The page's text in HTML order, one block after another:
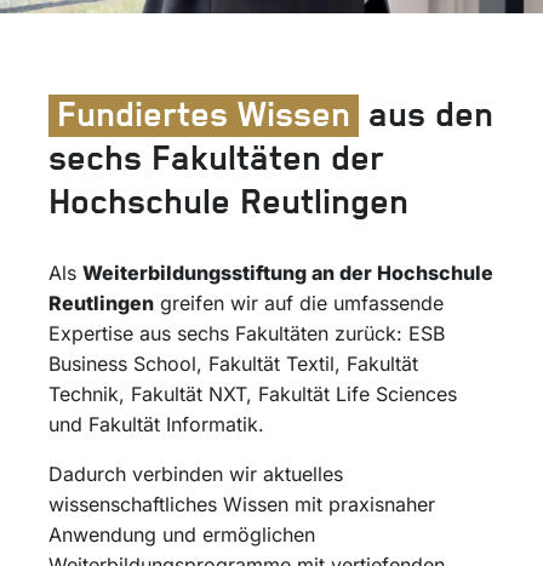
Fundiertes Wissen aus den
sechs Fakultäten der
Hochschule Reutlingen
Als Weiterbildungsstiftung an der Hochschule
Reutlingen greifen wir auf die umfassende
Expertise aus sechs Fakultäten zurück: ESB
Business School, Fakultät Textil, Fakultät
Technik, Fakultät NXT, Fakultät Life Sciences
und Fakultät Informatik.
Dadurch verbinden wir aktuelles
wissenschaftliches Wissen mit praxisnaher
Anwendung und ermöglichen